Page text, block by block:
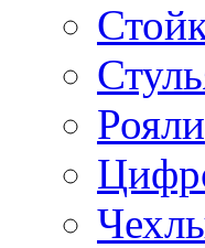
Рояли